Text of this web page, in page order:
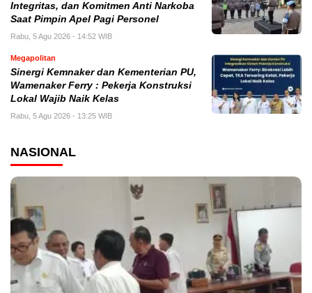
Integritas, dan Komitmen Anti Narkoba
Saat Pimpin Apel Pagi Personel
Rabu, 5 Agu 2026 - 14:52 WIB
Megapolitan
Sinergi Kemnaker dan Kementerian PU,
Wamenaker Ferry : Pekerja Konstruksi
Lokal Wajib Naik Kelas
Rabu, 5 Agu 2026 - 13:25 WIB
NASIONAL